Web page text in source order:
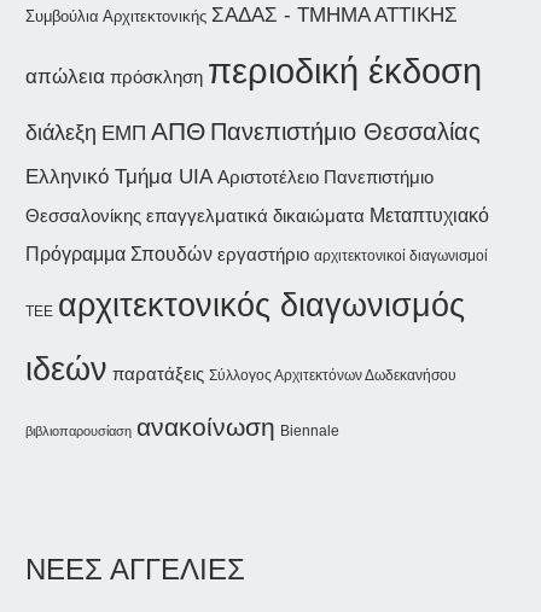
Συμβούλια Αρχιτεκτονικής ΣΑΔΑΣ - ΤΜΗΜΑ ΑΤΤΙΚΗΣ
απώλεια πρόσκληση περιοδική έκδοση
διάλεξη ΕΜΠ ΑΠΘ Πανεπιστήμιο Θεσσαλίας
Ελληνικό Τμήμα UIA Αριστοτέλειο Πανεπιστήμιο
Θεσσαλονίκης επαγγελματικά δικαιώματα Μεταπτυχιακό
Πρόγραμμα Σπουδών εργαστήριο αρχιτεκτονικοί διαγωνισμοί
ΤΕΕ αρχιτεκτονικός διαγωνισμός
ιδεών παρατάξεις Σύλλογος Αρχιτεκτόνων Δωδεκανήσου
βιβλιοπαρουσίαση ανακοίνωση Biennale
ΝΕΕΣ ΑΓΓΕΛΙΕΣ